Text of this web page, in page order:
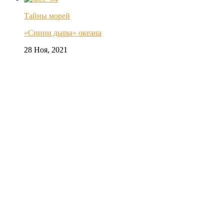
Тайны морей
«Синии дыры» океана
28 Ноя, 2021